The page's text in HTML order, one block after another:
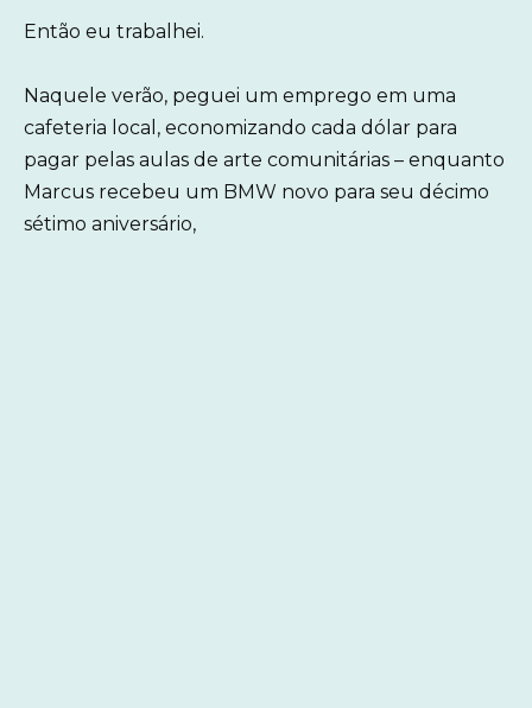
Então eu trabalhei.
Naquele verão, peguei um emprego em uma
cafeteria local, economizando cada dólar para
pagar pelas aulas de arte comunitárias – enquanto
Marcus recebeu um BMW novo para seu décimo
sétimo aniversário,